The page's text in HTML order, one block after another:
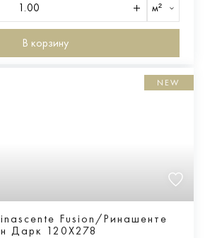
м²
В корзину
NEW
Fusion/Ринашенте
Дарк 120Х278